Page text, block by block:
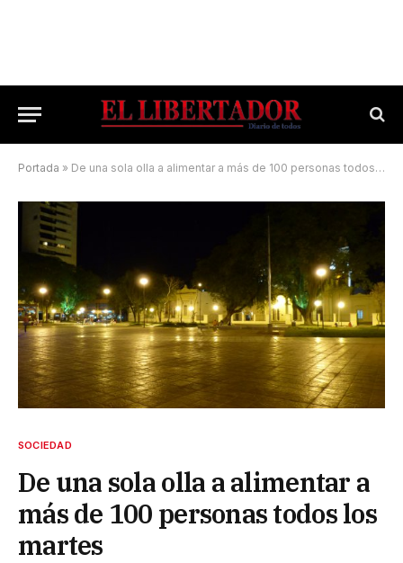
Portada » De una sola olla a alimentar a más de 100 personas todos los martes
SOCIEDAD
De una sola olla a alimentar a
más de 100 personas todos los
martes